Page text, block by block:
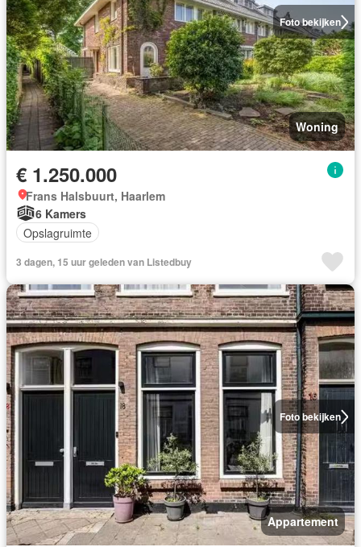
Foto bekijken
Woning
€ 1.250.000
Frans Halsbuurt, Haarlem
6 Kamers
Opslagruimte
3 dagen, 15 uur geleden van Listedbuy
Foto bekijken
Appartement